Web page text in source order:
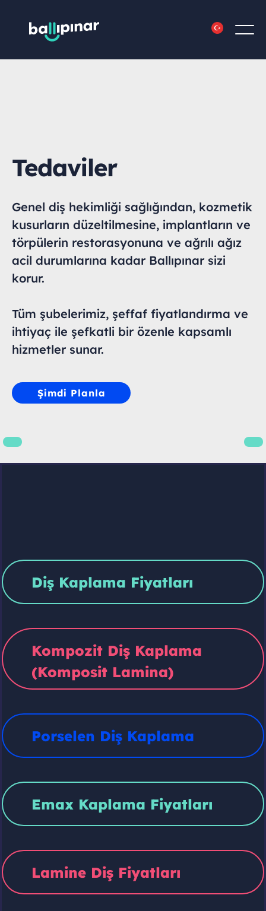
Tedaviler
Genel diş hekimliği sağlığından, kozmetik
kusurların düzeltilmesine, implantların ve
törpülerin restorasyonuna ve ağrılı ağız
acil durumlarına kadar Ballıpınar sizi
korur.
Tüm şubelerimiz, şeffaf fiyatlandırma ve
ihtiyaç ile şefkatli bir özenle kapsamlı
hizmetler sunar.
Şimdi Planla
Diş Kaplama Fiyatları
Kompozit Diş Kaplama
(Komposit Lamina)
Porselen Diş Kaplama
Emax Kaplama Fiyatları
Lamine Diş Fiyatları